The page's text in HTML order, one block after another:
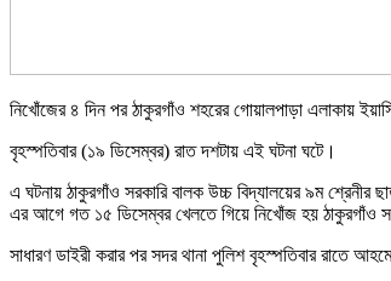
নিখোঁজের ৪ দিন পর ঠাকুরগাঁও শহরের গোয়ালপাড়া এলাকায়
বৃহস্পতিবার (১৯ ডিসেম্বর) রাত দশটায় এই ঘটনা ঘটে।
এ ঘটনায় ঠাকুরগাঁও সরকারি বালক উচ্চ বিদ্যালয়ের ৯ম
এর আগে গত ১৫ ডিসেম্বর খেলতে গিয়ে নিখোঁজ হয় ঠাকুরগাঁও
সাধারণ ডাইরী করার পর সদর থানা পুলিশ বৃহস্পতিবার রাতে